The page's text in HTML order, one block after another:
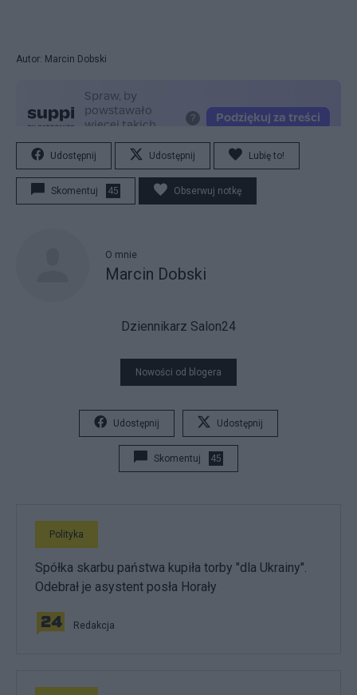
Autor: Marcin Dobski
Udostępnij Udostępnij Lubię to!
Skomentuj 45 Obserwuj notkę
O mnie
Marcin Dobski
Dziennikarz Salon24
Nowości od blogera
Udostępnij Udostępnij
Skomentuj 45
Polityka
Spółka skarbu państwa kupiła torby "dla Ukrainy".
Odebrał je asystent posła Horały
Redakcja